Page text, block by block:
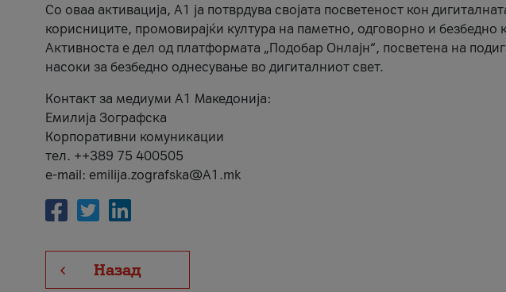
Со оваа активација, А1 ја потврдува својата посветеност кон
корисниците, промовирајќи култура на паметно, одговорно и
Активноста е дел од платформата „Подобар Онлајн“, посветена на
насоки за безбедно однесување во дигиталниот свет.
Контакт за медиуми А1 Македонија:
Емилија Зографска
Корпоративни комуникации
тел. ++389 75 400505
e-mail: emilija.zografska@A1.mk
Назад